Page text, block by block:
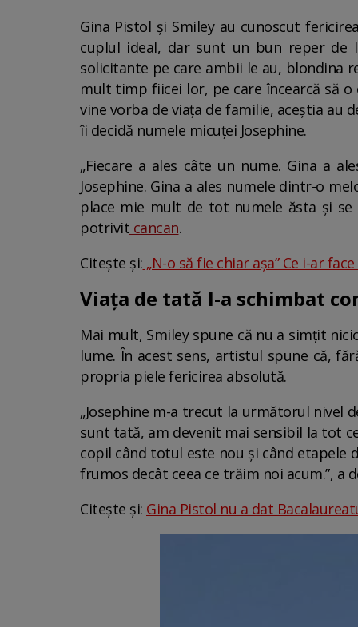
Gina Pistol și Smiley au cunoscut
cuplul ideal, dar sunt un bun reper de
solicitante pe care ambii le au, blondina
mult timp fiicei lor, pe care încearcă să
vine vorba de viața de familie, aceștia au
îi decidă numele micuței Josephine.
„Fiecare a ales câte un nume. Gina a
Josephine. Gina a ales numele dintr-o
place mie mult de tot numele ăsta și se
potrivit cancan.
Citește și: „N-o să fie chiar așa” Ce i-ar
Viața de tată l-a schimbat
Mai mult, Smiley spune că nu a simțit
lume. În acest sens, artistul spune că,
propria piele fericirea absolută.
„Josephine m-a trecut la următorul nivel
sunt tată, am devenit mai sensibil la tot
copil când totul este nou și când etapele
frumos decât ceea ce trăim noi acum.”,
Citește și: Gina Pistol nu a dat